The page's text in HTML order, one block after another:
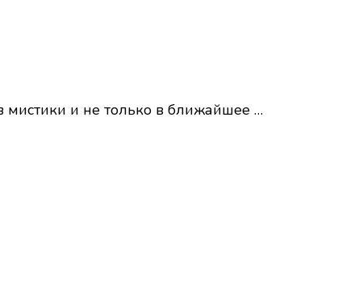
мистики и не только в ближайшее …